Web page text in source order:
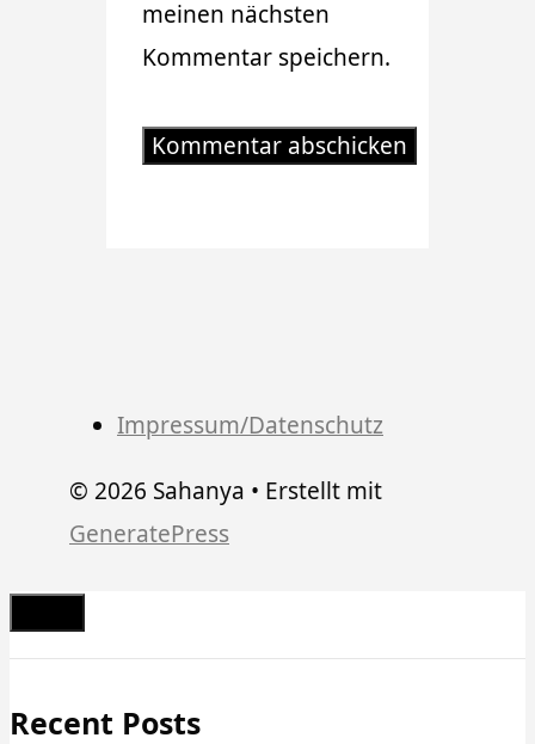
meinen nächsten
Kommentar speichern.
Impressum/Datenschutz
© 2026 Sahanya • Erstellt mit
GeneratePress
Schließen
Recent Posts